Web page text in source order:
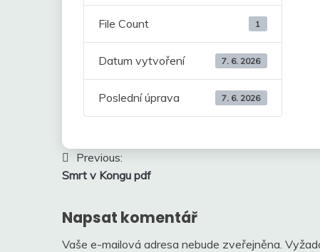
File Count 1
Datum vytvoření 7. 6. 2026
Poslední úprava 7. 6. 2026
Navigace
pro
Previous:
Smrt v Kongu pdf
Napsat komentář
Vaše e-mailová adresa nebude zveřejněna.